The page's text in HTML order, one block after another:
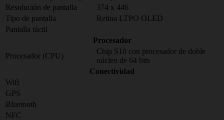
Resolución de pantalla
374 x 446
Tipo de pantalla
Retina LTPO OLED
Pantalla táctil
Procesador
Procesador (CPU)
Chip S10 con procesador de doble
núcleo de 64 bits
Conectividad
Wifi
GPS
Bluetooth
NFC